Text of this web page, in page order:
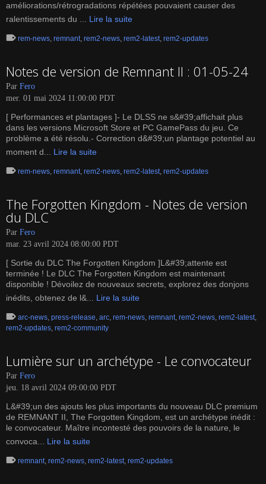
améliorations/rétrogradations répétées pouvaient causer des
ralentissements du ... Lire la suite
rem-news, remnant, rem2-news, rem2-latest, rem2-updates
Notes de version de Remnant II : 01-05-24
Par Fero
mer. 01 mai 2024 11:00:00 PDT
[ Performances et plantages ]- Le DLSS ne s&#39;affichait plus
dans les versions Microsoft Store et PC GamePass du jeu. Ce
problème a été résolu.- Correction d&#39;un plantage potentiel au
moment d... Lire la suite
rem-news, remnant, rem2-news, rem2-latest, rem2-updates
The Forgotten Kingdom - Notes de version
du DLC
Par Fero
mar. 23 avril 2024 08:00:00 PDT
[ Sortie du DLC The Forgotten Kingdom ]L&#39;attente est
terminée ! Le DLC The Forgotten Kingdom est maintenant
disponible ! Dévoilez de nouveaux secrets, explorez des donjons
inédits, obtenez de l&... Lire la suite
arc-news, press-release, arc, rem-news, remnant, rem2-news, rem2-latest,
rem2-updates, rem2-community
Lumière sur un archétype - Le convocateur
Par Fero
jeu. 18 avril 2024 09:00:00 PDT
L&#39;un des ajouts les plus importants du nouveau DLC premium
de REMNANT II, The Forgotten Kingdom, est un archétype inédit :
le convocateur. Maître incontesté des pouvoirs de la nature, le
convoca... Lire la suite
remnant, rem2-news, rem2-latest, rem2-updates